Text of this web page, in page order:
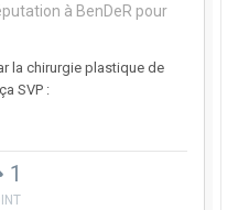
1
à BenDeR pour
la chirurgie plastique de
SVP :